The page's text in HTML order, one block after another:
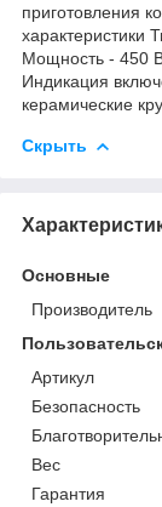
приготовления
характеристики
Мощность - 450
Индикация
керамические
Скрыть
Основные
Производитель
Артикул
Безопасность
Вес
Гарантия